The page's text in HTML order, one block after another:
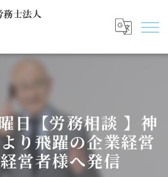
日【労務相談 】神
り飛躍の企業経営
営者様へ発信